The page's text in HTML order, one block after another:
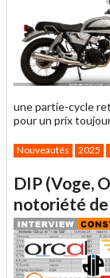
une partie-cycle
pour un prix
Nouveautés 2025
DIP (Voge,
notoriété de